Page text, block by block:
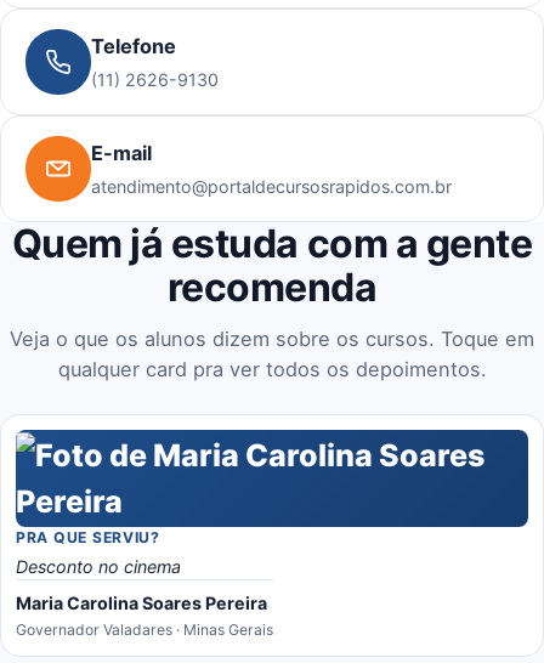
Telefone
(11) 2626-9130
E-mail
atendimento@portaldecursosrapidos.com.br
Quem já estuda com a gente
recomenda
Veja o que os alunos dizem sobre os cursos. Toque em
qualquer card pra ver todos os depoimentos.
PRA QUE SERVIU?
Desconto no cinema
Maria Carolina Soares Pereira
Governador Valadares · Minas Gerais